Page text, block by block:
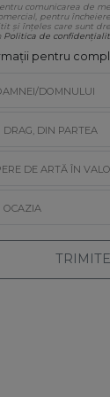
comunicarea de
pentru
și înțeles care sunt
Politica de
pentru
TRIMITE